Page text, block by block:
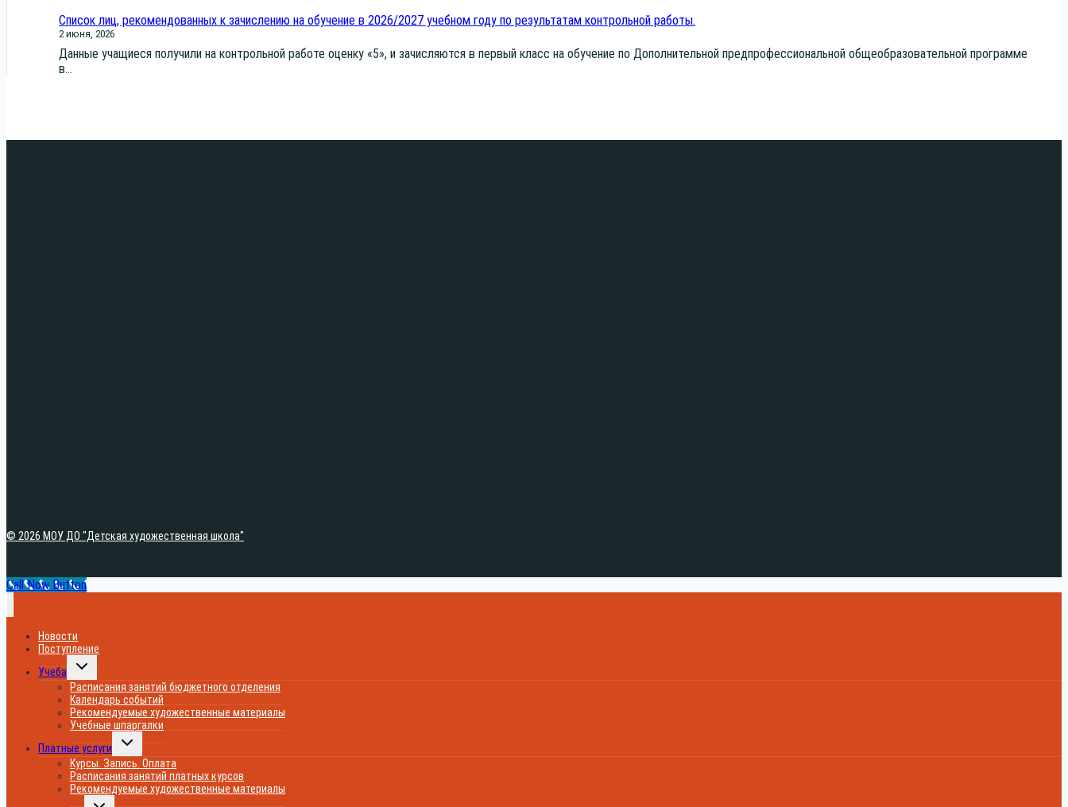
Список лиц, рекомендованных к зачислению на обучение в 2026/2027 учебном году по результатам контрольной работы.
2 июня, 2026
Дан­ные уча­щи­е­ся полу­чи­ли на кон­троль­ной рабо­те оцен­ку «5», и зачис­ля­ют­ся в пер­вый класс на обу­че­ние по Допол­ни­тель­ной пред­про­фес­си­о­наль­ной обще­об­ра­зо­ва­тель­ной про­грам­ме
в...
© 2026 МОУ ДО "Детская художественная школа"
Call Now Button
Новости
Поступление
Учеба
Переключить
дочернее
меню
Расписания занятий бюджетного отделения
Календарь событий
Рекомендуемые художественные материалы
Учебные шпаргалки
Платные услуги
Переключить
дочернее
меню
Курсы. Запись. Оплата
Расписания занятий платных курсов
Рекомендуемые художественные материалы
Переключить